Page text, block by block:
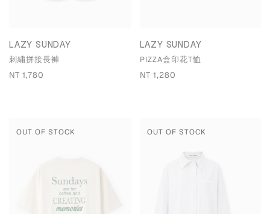
LAZY SUNDAY
刺繡拼接長褲
NT 1,780
LAZY SUNDAY
PIZZA盒印花T恤
NT 1,280
OUT OF STOCK OUT OF STOCK